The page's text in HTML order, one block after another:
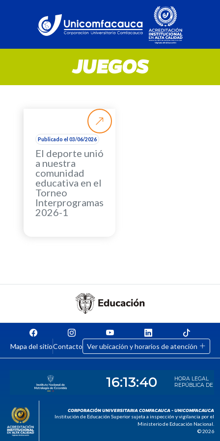
JUEGOS
Publicado el 03/06/2026
El deporte unió
a nuestra
comunidad
educativa en el
Torneo
Interprogramas
2026-1
Mapa del sitioContacto Ver ubicación y horarios de atención
CORPORACIÓN UNIVERSITARIA COMFACAUCA - UNICOMFACAUCA
Institución de Educación Superior sujeta a inspección y vigilancia por el
Ministerio de Educación Nacional.
© 2026